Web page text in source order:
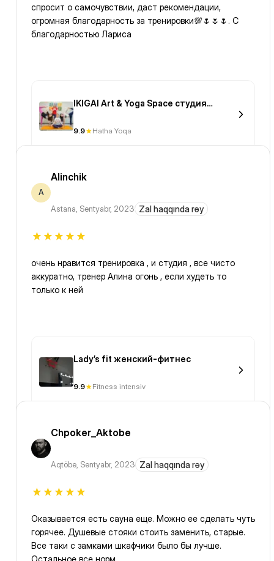
спросит о самочувствии, даст рекомендации,
огромная благодарность за тренировки💯🌷🌷🌷. С
благодарностью Лариса
IKIGAI Art & Yoga Space студия
9.9 Hatha Yoqa
A
Alinchik
Astana, Sentyabr, 2023 Zal haqqında rəy
очень нравится тренировка , и студия , все чисто
аккуратно, тренер Алина огонь , если худеть то
только к ней
Lady’s fit женский-фитнес
9.9 Fitness intensiv
Chpoker_Aktobe
Aqtöbe, Sentyabr, 2023 Zal haqqında rəy
Оказывается есть сауна еще. Можно ее сделать чуть
горячее. Душевые стояки стоить заменить, старые.
Все таки с замками шкафчики было бы лучше.